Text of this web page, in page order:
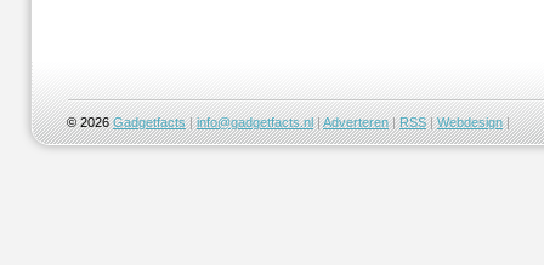
© 2026Gadgetfacts |info@gadgetfacts.nl|Adverteren|RSS|Webdesign|